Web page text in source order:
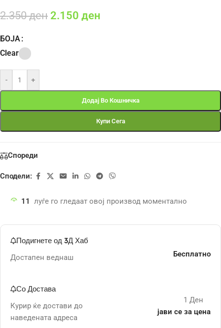
2.350ден 2.150 ден
БОЈА
Clear
- +
Додај Во Кошничка
Купи Сега
Спореди
Сподели:
11 луѓе го гледаат овој производ моментално
Подигнете од 3Д Хаб
Достапен веднаш Бесплатно
Со Достава
Курир ќе достави до
наведената адреса
1 Ден
јави се за цена